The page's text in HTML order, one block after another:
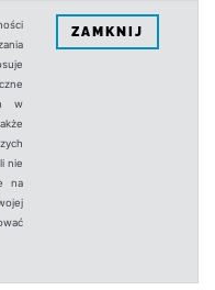
w
nie
na
ZAMKNIJ